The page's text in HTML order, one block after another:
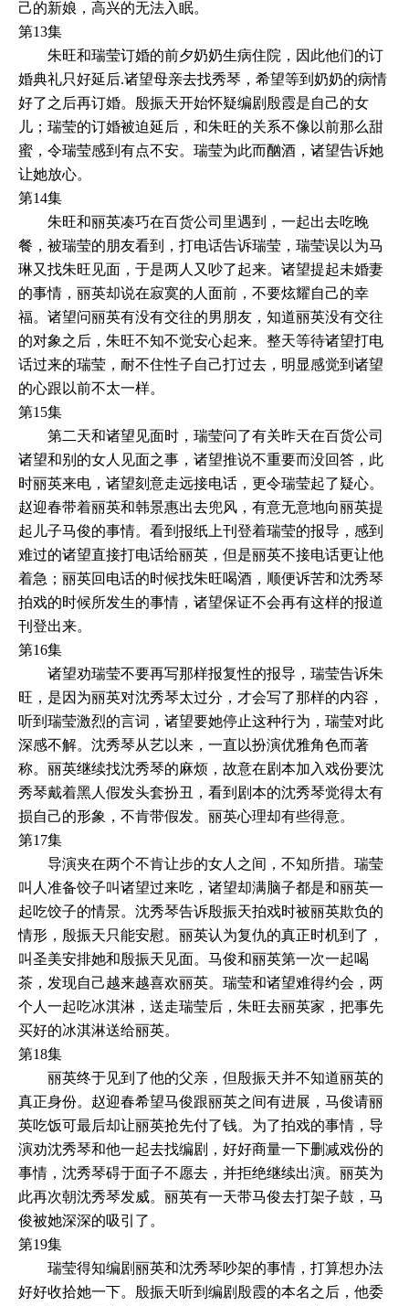
己的新娘，高兴的无法入眠。
第13集
朱旺和瑞莹订婚的前夕奶奶生病住院，因此他们的订
婚典礼只好延后.诸望母亲去找秀琴，希望等到奶奶的病情
好了之后再订婚。殷振天开始怀疑编剧殷霞是自己的女
儿；瑞莹的订婚被迫延后，和朱旺的关系不像以前那么甜
蜜，令瑞莹感到有点不安。瑞莹为此而酗酒，诸望告诉她
让她放心。
第14集
朱旺和丽英凑巧在百货公司里遇到，一起出去吃晚
餐，被瑞莹的朋友看到，打电话告诉瑞莹，瑞莹误以为马
琳又找朱旺见面，于是两人又吵了起来。诸望提起未婚妻
的事情，丽英却说在寂寞的人面前，不要炫耀自己的幸
福。诸望问丽英有没有交往的男朋友，知道丽英没有交往
的对象之后，朱旺不知不觉安心起来。整天等待诸望打电
话过来的瑞莹，耐不住性子自己打过去，明显感觉到诸望
的心跟以前不太一样。
第15集
第二天和诸望见面时，瑞莹问了有关昨天在百货公司
诸望和别的女人见面之事，诸望推说不重要而没回答，此
时丽英来电，诸望刻意走远接电话，更令瑞莹起了疑心。
赵迎春带着丽英和韩景惠出去兜风，有意无意地向丽英提
起儿子马俊的事情。看到报纸上刊登着瑞莹的报导，感到
难过的诸望直接打电话给丽英，但是丽英不接电话更让他
着急；丽英回电话的时候找朱旺喝酒，顺便诉苦和沈秀琴
拍戏的时候所发生的事情，诸望保证不会再有这样的报道
刊登出来。
第16集
诸望劝瑞莹不要再写那样报复性的报导，瑞莹告诉朱
旺，是因为丽英对沈秀琴太过分，才会写了那样的内容，
听到瑞莹激烈的言词，诸望要她停止这种行为，瑞莹对此
深感不解。沈秀琴从艺以来，一直以扮演优雅角色而著
称。丽英继续找沈秀琴的麻烦，故意在剧本加入戏份要沈
秀琴戴着黑人假发头套扮丑，看到剧本的沈秀琴觉得太有
损自己的形象，不肯带假发。丽英心理却有些得意。
第17集
导演夹在两个不肯让步的女人之间，不知所措。瑞莹
叫人准备饺子叫诸望过来吃，诸望却满脑子都是和丽英一
起吃饺子的情景。沈秀琴告诉殷振天拍戏时被丽英欺负的
情形，殷振天只能安慰。丽英认为复仇的真正时机到了，
叫圣美安排她和殷振天见面。马俊和丽英第一次一起喝
茶，发现自己越来越喜欢丽英。瑞莹和诸望难得约会，两
个人一起吃冰淇淋，送走瑞莹后，朱旺去丽英家，把事先
买好的冰淇淋送给丽英。
第18集
丽英终于见到了他的父亲，但殷振天并不知道丽英的
真正身份。赵迎春希望马俊跟丽英之间有进展，马俊请丽
英吃饭可最后却让丽英抢先付了钱。为了拍戏的事情，导
演劝沈秀琴和他一起去找编剧，好好商量一下删减戏份的
事情，沈秀琴碍于面子不愿去，并拒绝继续出演。丽英为
此再次朝沈秀琴发威。丽英有一天带马俊去打架子鼓，马
俊被她深深的吸引了。
第19集
瑞莹得知编剧丽英和沈秀琴吵架的事情，打算想办法
好好收拾她一下。殷振天听到编剧殷霞的本名之后，他委